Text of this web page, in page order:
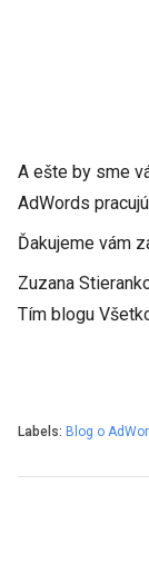
A ešte by sme
AdWords
Ďakujeme vám
Zuzana
Tím blogu
Labels: Blog o